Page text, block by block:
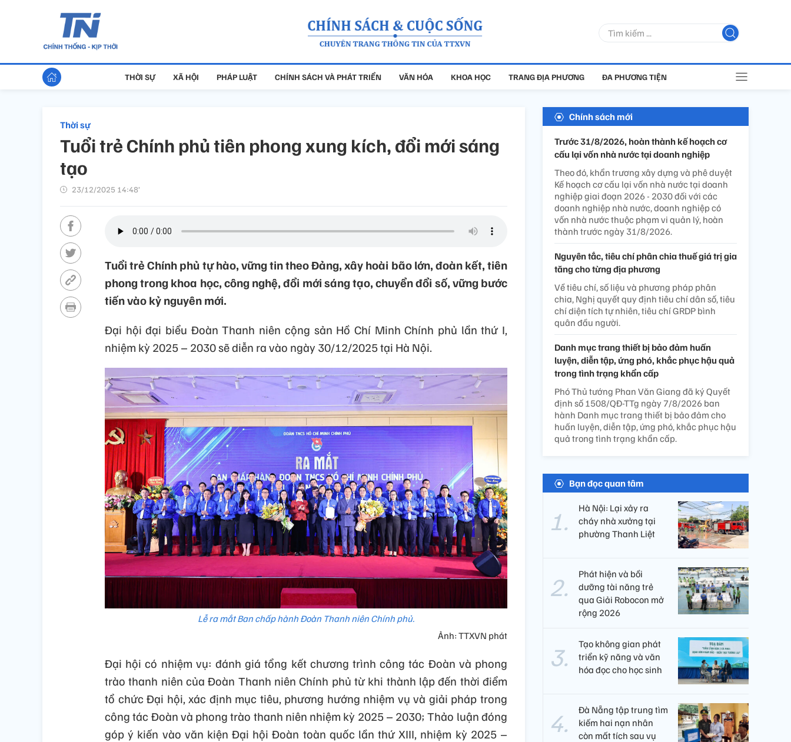
THỜI SỰ XÃ HỘI PHÁP LUẬT CHÍNH SÁCH VÀ PHÁT TRIỂN VĂN HÓA KHOA HỌC TRANG ĐỊA PHƯƠNG ĐA PHƯƠNG TIỆN
Thời sự
Tuổi trẻ Chính phủ tiên phong xung kích, đổi mới sáng
tạo
23/12/2025 14:48’
Tuổi trẻ Chính phủ tự hào, vững tin theo Đảng, xây hoài bão lớn, đoàn kết, tiên
phong trong khoa học, công nghệ, đổi mới sáng tạo, chuyển đổi số, vững bước
tiến vào kỷ nguyên mới.
Đại hội đại biểu Đoàn Thanh niên cộng sản Hồ Chí Minh Chính phủ lần thứ I,
nhiệm kỳ 2025 – 2030 sẽ diễn ra vào ngày 30/12/2025 tại Hà Nội.
Lễ ra mắt Ban chấp hành Đoàn Thanh niên Chính phủ.
Ảnh: TTXVN phát
Đại hội có nhiệm vụ: đánh giá tổng kết chương trình công tác Đoàn và phong
trào thanh niên của Đoàn Thanh niên Chính phủ từ khi thành lập đến thời điểm
tổ chức Đại hội, xác định mục tiêu, phương hướng nhiệm vụ và giải pháp trong
công tác Đoàn và phong trào thanh niên nhiệm kỳ 2025 – 2030; Thảo luận đóng
góp ý kiến vào văn kiện Đại hội Đoàn toàn quốc lần thứ XIII, nhiệm kỳ 2025 –
Chính sách mới
Trước 31/8/2026, hoàn thành kế hoạch cơ
cấu lại vốn nhà nước tại doanh nghiệp
Theo đó, khẩn trương xây dựng và phê duyệt
Kế hoạch cơ cấu lại vốn nhà nước tại doanh
nghiệp giai đoạn 2026 - 2030 đối với các
doanh nghiệp nhà nước, doanh nghiệp có
vốn nhà nước thuộc phạm vi quản lý, hoàn
thành trước ngày 31/8/2026.
Nguyên tắc, tiêu chí phân chia thuế giá trị gia
tăng cho từng địa phương
Về tiêu chí, số liệu và phương pháp phân
chia, Nghị quyết quy định tiêu chí dân số, tiêu
chí diện tích tự nhiên, tiêu chí GRDP bình
quân đầu người.
Danh mục trang thiết bị bảo đảm huấn
luyện, diễn tập, ứng phó, khắc phục hậu quả
trong tình trạng khẩn cấp
Phó Thủ tướng Phan Văn Giang đã ký Quyết
định số 1508/QĐ-TTg ngày 7/8/2026 ban
hành Danh mục trang thiết bị bảo đảm cho
huấn luyện, diễn tập, ứng phó, khắc phục hậu
quả trong tình trạng khẩn cấp.
Bạn đọc quan tâm
Hà Nội: Lại xảy ra
cháy nhà xưởng tại
phường Thanh Liệt
Phát hiện và bồi
dưỡng tài năng trẻ
qua Giải Robocon mở
rộng 2026
Tạo không gian phát
triển kỹ năng và văn
hóa đọc cho học sinh
Đà Nẵng tập trung tìm
kiếm hai nạn nhân
còn mất tích sau vụ